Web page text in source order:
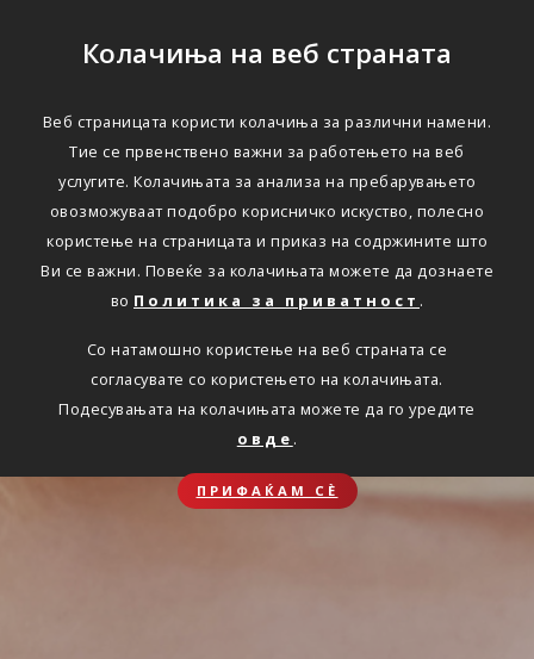
Колачиња на веб страната
Веб страницата користи колачиња за различни намени.
Тие се првенствено важни за работењето на веб
услугите. Колачињата за анализа на пребарувањето
овозможуваат подобро корисничко искуство, полесно
користење на страницата и приказ на содржините што
Ви се важни. Повеќе за колачињата можете да дознаете
во Политика за приватност .
Со натамошно користење на веб страната се
согласувате со користењето на колачињата.
Подесувањата на колачињата можете да го уредите
овде .
ПРИФАЌАМ СЀ